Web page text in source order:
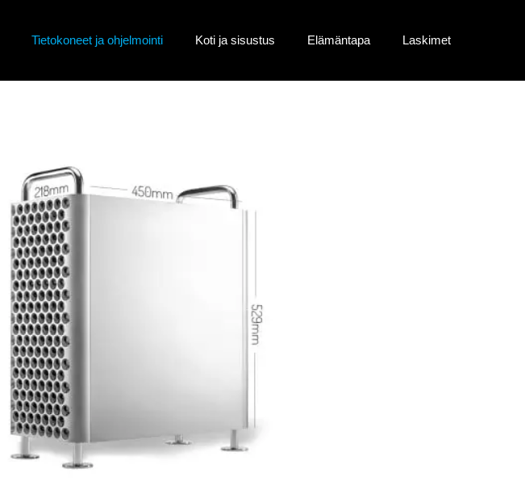
Tietokoneet ja ohjelmointi Koti ja sisustus Elämäntapa Laskimet